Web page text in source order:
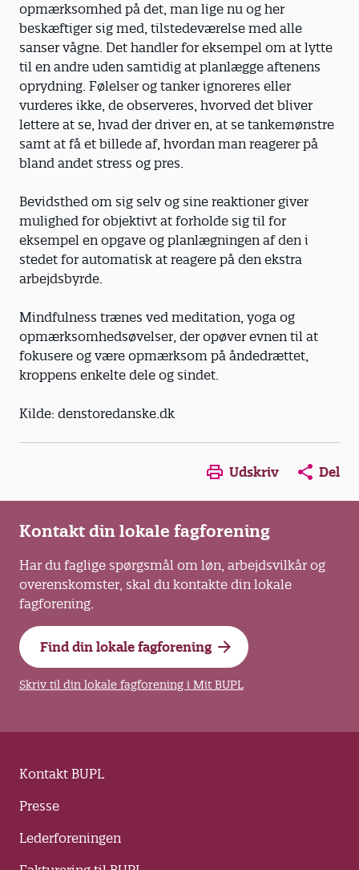
opmærksomhed på det, man lige nu og her
beskæftiger sig med, tilstedeværelse med alle
sanser vågne. Det handler for eksempel om at lytte
til en andre uden samtidig at planlægge aftenens
oprydning. Følelser og tanker ignoreres eller
vurderes ikke, de observeres, hvorved det bliver
lettere at se, hvad der driver en, at se tankemønstre
samt at få et billede af, hvordan man reagerer på
bland andet stress og pres.
Bevidsthed om sig selv og sine reaktioner giver
mulighed for objektivt at forholde sig til for
eksempel en opgave og planlægningen af den i
stedet for automatisk at reagere på den ekstra
arbejdsbyrde.
Mindfulness trænes ved meditation, yoga og
opmærksomhedsøvelser, der opøver evnen til at
fokusere og være opmærksom på åndedrættet,
kroppens enkelte dele og sindet.
Kilde: denstoredanske.dk
Opens in a new window
Opens in a new
Opens in
Udskriv Del
Kontakt din lokale fagforening
Har du faglige spørgsmål om løn, arbejdsvilkår og
overenskomster, skal du kontakte din lokale
fagforening.
Find din lokale fagforening
Skriv til din lokale fagforening i Mit BUPL
Kontakt BUPL
Presse
Lederforeningen